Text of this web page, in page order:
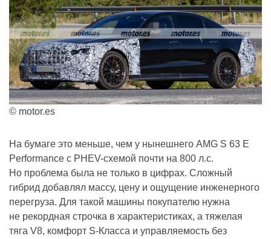
© motor.es
На бумаге это меньше, чем у нынешнего AMG S 63 E
Performance с PHEV-схемой почти на 800 л.с.
Но проблема была не только в цифрах. Сложный
гибрид добавлял массу, цену и ощущение инженерного
перегруза. Для такой машины покупателю нужна
не рекордная строчка в характеристиках, а тяжелая
тяга V8, комфорт S-Класса и управляемость без